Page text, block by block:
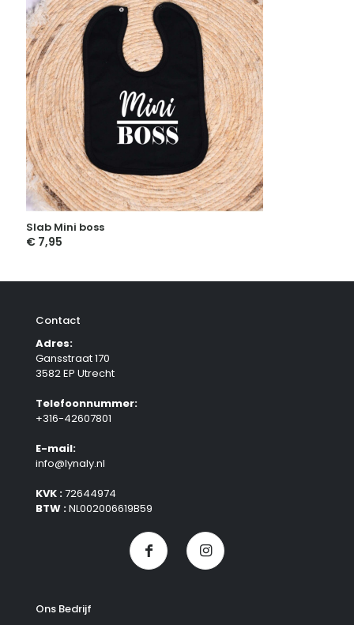
Slab Mini boss
€ 7,95
Contact
Adres:
Gansstraat 170
3582 EP Utrecht
Telefoonnummer:
+316-42607801
E-mail:
info@lynaly.nl
KVK :72644974
BTW :NL002006619B59
Ons Bedrijf